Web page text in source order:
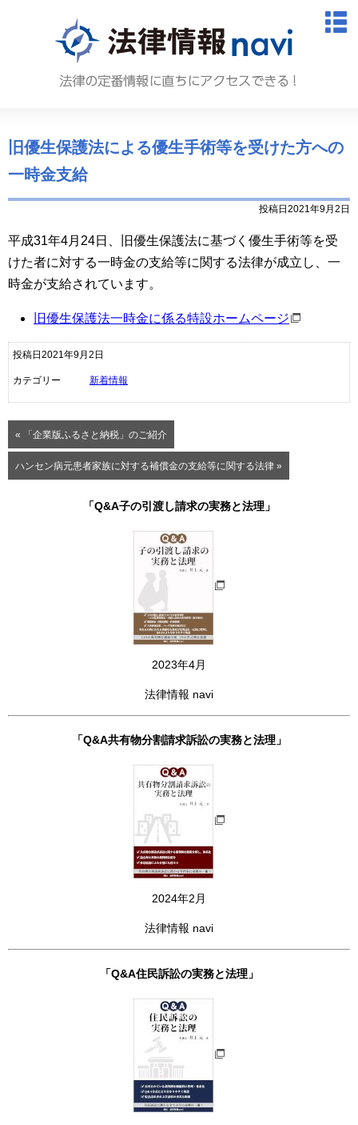
法律情
旧優生保護法による優生手術等を受けた方への
一時金支給
投稿日2021年9月2日
平成31年4月24日、旧優生保護法に基づく優生手術等を受
けた者に対する一時金の支給等に関する法律が成立し、一
時金が支給されています。
旧優生保護法一時金に係る特設ホームページ
投稿日2021年9月2日
カテゴリー 新着情報
« 「企業版ふるさと納税」のご紹介
ハンセン病元患者家族に対する補償金の支給等に関する法律 »
「Q&A子の引渡し請求の実務と法理」
2023年4月
法律情報 navi
「Q&A共有物分割請求訴訟の実務と法理」
2024年2月
法律情報 navi
「Q&A住民訴訟の実務と法理」